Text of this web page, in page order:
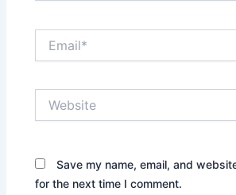
Save my name, email, and
for the next time I comment.